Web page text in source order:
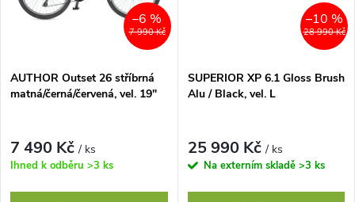
7 990 Kč
–6 %
AUTHOR Outset 26 stříbrná
matná/černá/červená, vel. 19"
7 490 Kč/ ks
Ihned k odběru >3 ks
28 990 Kč
–10 %
SUPERIOR XP 6.1 Gloss Brush
Alu / Black, vel. L
25 990 Kč/ ks
Na externím skladě >3 ks